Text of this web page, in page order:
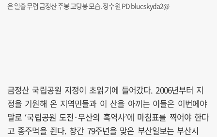
은 일출 무렵 금정산 주봉 고당봉 모습. 정수원 PD blueskyda2@
금정산 국립공원 지정이 초읽기에 들어갔다. 2006년부터 지
정을 기원해 온 지역민들과 이 산을 아끼는 이들은 이번에야
말로 ‘국립공원 도전·무산의 흑역사’에 마침표를 찍어야 한다
고 종주먹을 쥔다. 창간 79주년을 맞은 부산일보는 부산시